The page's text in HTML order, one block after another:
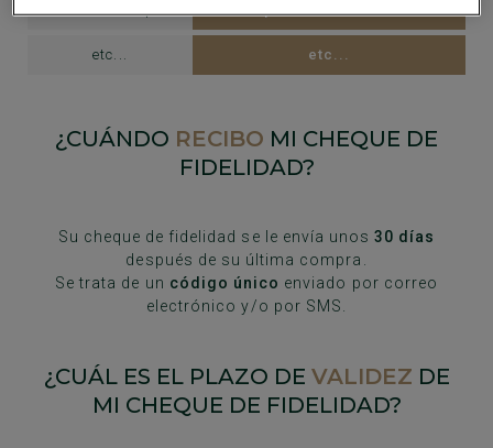
600 € de compra por valor de 30 €
etc... etc...
¿CUÁNDO RECIBO MI CHEQUE DE
FIDELIDAD?
Su cheque de fidelidad se le envía unos30 días
después de su última compra.
Se trata de un código único enviado por correo
electrónico y/o por SMS.
¿CUÁL ES EL PLAZO DE VALIDEZ DE
MI CHEQUE DE FIDELIDAD?